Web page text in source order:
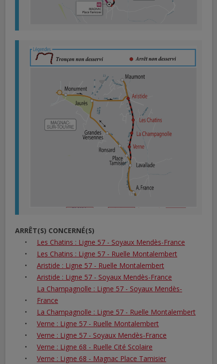
ARRÊT(S) CONCERNÉ(S)
Les Chatins : Ligne 57 - Soyaux Mendès-France
Les Chatins : Ligne 57 - Ruelle Montalembert
Aristide : Ligne 57 - Ruelle Montalembert
Aristide : Ligne 57 - Soyaux Mendès-France
La Champagnolle : Ligne 57 - Soyaux Mendès-
France
La Champagnolle : Ligne 57 - Ruelle Montalembert
Verne : Ligne 57 - Ruelle Montalembert
Verne : Ligne 57 - Soyaux Mendès-France
Verne : Ligne 68 - Ruelle Cité Scolaire
Verne : Ligne 68 - Magnac Place Tamisier